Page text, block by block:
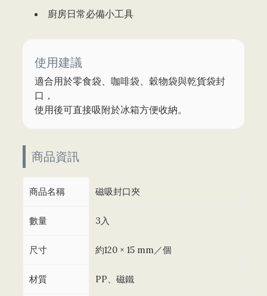
廚房日常必備小工具
使用建議
適合用於零食袋、咖啡袋、穀物袋與乾貨袋封
口，
使用後可直接吸附於冰箱方便收納。
商品資訊
商品名稱 磁吸封口夾
數量 3入
尺寸 約120 × 15 mm／個
材質 PP、磁鐵